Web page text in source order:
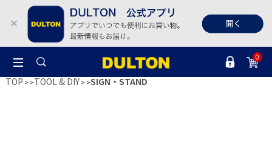
0
TOP >TOOL & DIY >SIGN・STAND